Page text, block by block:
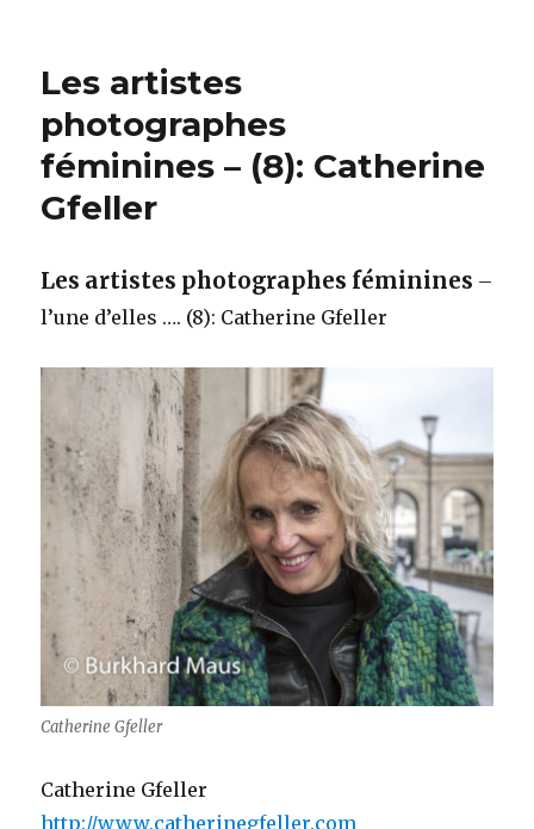
Les artistes
photographes
féminines – (8): Catherine
Gfeller
Les artistes photographes féminines –
l’une d’elles …. (8): Catherine Gfeller
Catherine Gfeller
Catherine Gfeller
http://www.catherinegfeller.com